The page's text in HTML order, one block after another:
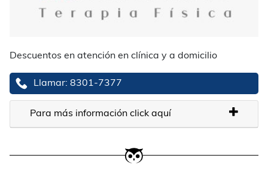
Descuentos en atención en clínica y a domicilio
Llamar: 8301-7377
Para más información click aquí